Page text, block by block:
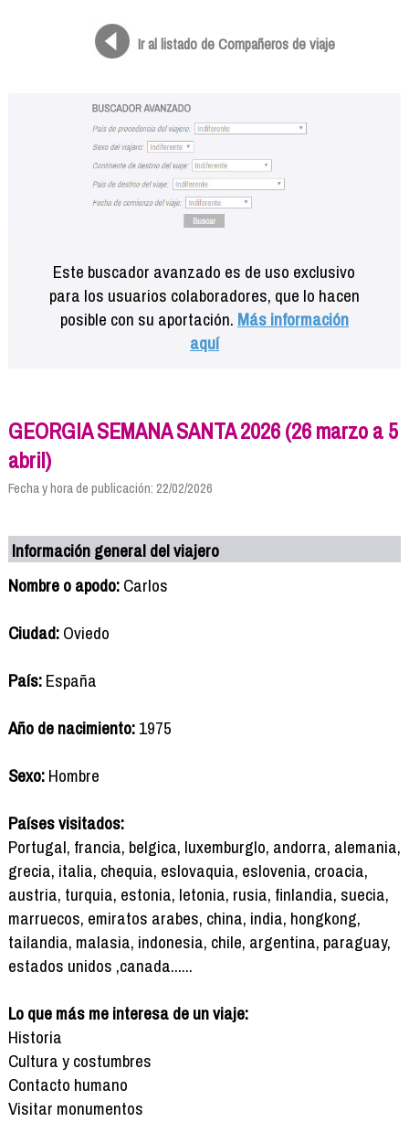
Ir al listado de Compañeros de viaje
Este buscador avanzado es de uso exclusivo
para los usuarios colaboradores, que lo hacen
posible con su aportación. Más información
aquí
GEORGIA SEMANA SANTA 2026 (26 marzo a 5
abril)
Fecha y hora de publicación: 22/02/2026
Información general del viajero
Nombre o apodo:Carlos
Ciudad:Oviedo
País:España
Año de nacimiento:1975
Sexo:Hombre
Países visitados:
Portugal, francia, belgica, luxemburglo, andorra, alemania,
grecia, italia, chequia, eslovaquia, eslovenia, croacia,
austria, turquia, estonia, letonia, rusia, finlandia, suecia,
marruecos, emiratos arabes, china, india, hongkong,
tailandia, malasia, indonesia, chile, argentina, paraguay,
estados unidos ,canada......
Lo que más me interesa de un viaje:
Historia
Cultura y costumbres
Contacto humano
Visitar monumentos